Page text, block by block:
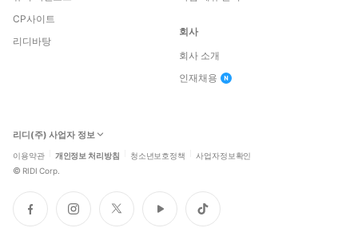
CP사이트
리디바탕
회사
회사 소개
인재채용
리디(주) 사업자 정보
이용약관 개인정보 처리방침 청소년보호정책 사업자정보확인
© RIDI Corp.
페
이
인
스
트
위
유
튜
틱
톡